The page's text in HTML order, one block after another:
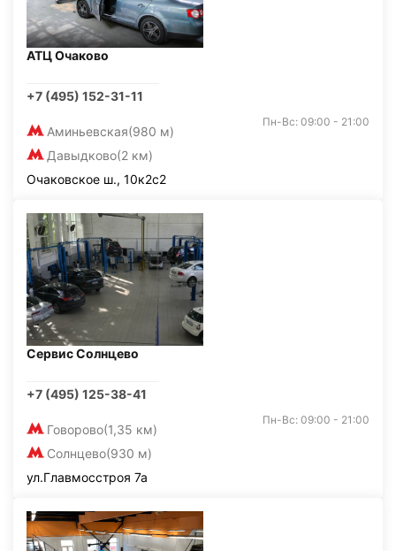
АТЦ Очаково
+7 (495) 152-31-11
Аминьевская(980 м)
Давыдково(2 км)
Пн-Вс: 09:00 - 21:00
Очаковское ш., 10к2с2
Сервис Солнцево
+7 (495) 125-38-41
Говорово(1,35 км)
Солнцево(930 м)
Пн-Вс: 09:00 - 21:00
ул.Главмосстроя 7а